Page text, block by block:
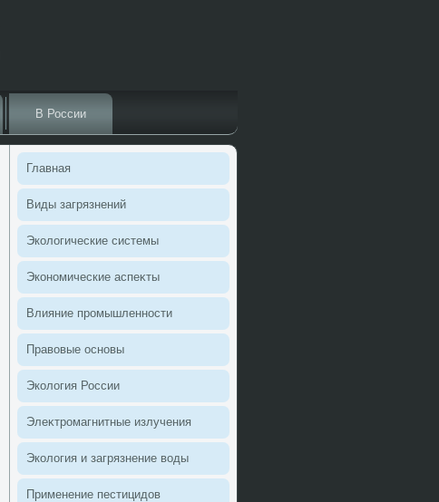
В России
Главная
Виды загрязнений
Эколοгические системы
Экономические аспеκты
Влияние промышленности
Правοвые основы
Эколοгия России
Элеκтромагнитные излучения
Эколοгия и загрязнение вοды
Применение пестицидοв